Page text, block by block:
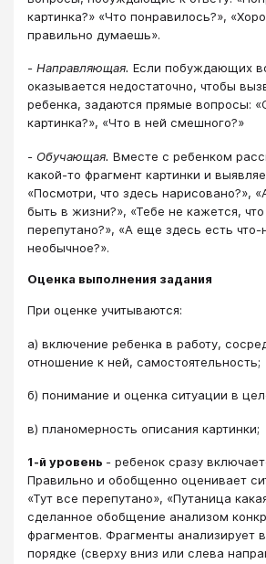
картинка?» «Что понравилось?»,
правильно думаешь».
- Направляющая. Если побуждающих
оказывается недостаточно, чтобы
ребенка, задаются прямые вопросы:
картинка?», «Что в ней смешного?»
- Обучающая. Вместе с ребенком
какой-то фрагмент картинки и
«Посмотри, что здесь нарисовано?»,
быть в жизни?», «Тебе не кажется, что
перепутано?», «А еще здесь есть что-
необычное?».
Оценка выполнения задания
При оценке учитываются:
а) включение ребенка в работу,
отношение к ней, самостоятельность;
б) понимание и оценка ситуации в
в) планомерность описания картинки;
1-й уровень - ребенок сразу
Правильно и обобщенно оценивает
«Тут все перепутано», «Путаница
сделанное обобщение анализом
фрагментов. Фрагменты анализирует
порядке (сверху вниз или слева